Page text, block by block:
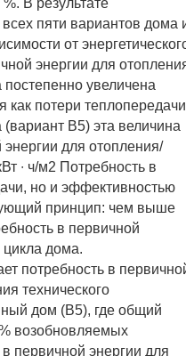
В результате
пяти вариантов дома
от
энергии для
увеличена
как потери теплопередачи
В5) эта величина
для отопления/
∙ ч/м2 Потребность в
но и эффективностью
принцип: чем выше
в первичной
цикла дома.
потребность в
технического
дом (В5), где общий
возобновляемых
первичной энергии для